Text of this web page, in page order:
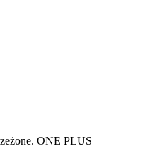
ONE PLUS